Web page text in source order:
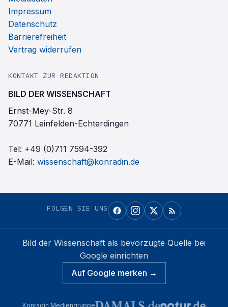
Impressum
Datenschutz
Barrierefreiheit
Vertrag widerrufen
KONTAKT ZUR REDAKTION
BILD DER WISSENSCHAFT
Ernst-Mey-Str. 8
70771 Leinfelden-Echterdingen
Tel: +49 (0)711 7594-392
E-Mail: wissenschaft@konradin.de
FOLGEN SIE UNS
Bild der Wissenschaft als bevorzugte Quelle bei
Google einrichten
Auf Google merken →
Konradin Mediengruppe